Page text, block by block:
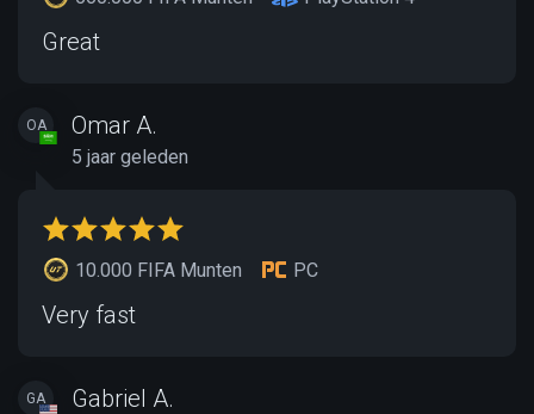
Great
OA Omar A.
5 jaar geleden
10.000 FIFA Munten PC
Very fast
GA Gabriel A.